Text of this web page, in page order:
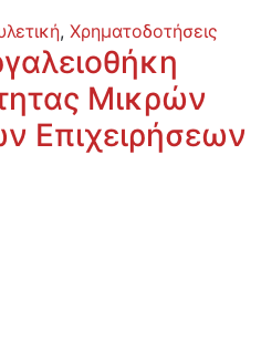
, Χρηματοδοτήσεις
Μικρών
Επιχειρήσεων